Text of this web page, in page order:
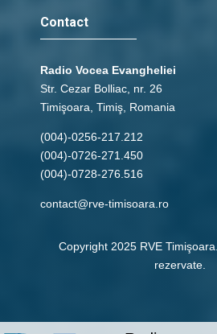
Contact
Radio Vocea Evangheliei
Str. Cezar Bolliac, nr. 26
Timişoara, Timiş, Romania
(004)-0256-217.212
(004)-0726-271.450
(004)-0728-276.516
contact@rve-timisoara.ro
Copyright 2025 RVE
rezervate.